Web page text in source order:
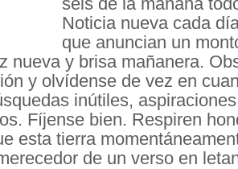
Noticia nueva cada
que anuncian un
nueva y brisa mañanera.
y olvídense de vez en
inútiles,
Fíjense bien. Respiren
esta tierra
de un verso en